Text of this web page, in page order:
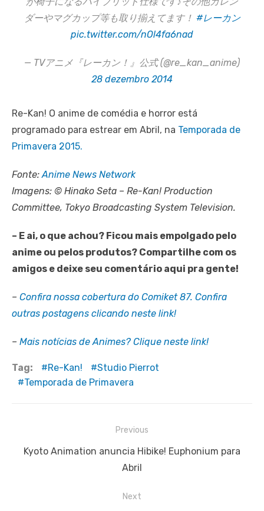
ダーやマグカップ等も取り揃えてます！ #レーカン
pic.twitter.com/nOl4fa6nad
— TVアニメ『レーカン！』公式 (@re_kan_anime)
28 dezembro 2014
Re-Kan! O anime de comédia e horror está
programado para estrear em Abril, na Temporada de
Primavera 2015.
Fonte:Anime News Network
Imagens: © Hinako Seta – Re-Kan! Production
Committee, Tokyo Broadcasting System Television.
– E ai, o que achou? Ficou mais empolgado pelo
anime ou pelos produtos? Compartilhe com os
amigos e deixe seu comentário aqui pra gente!
– Confira nossa cobertura do Comiket 87. Confira
outras postagens clicando neste link!
– Mais notícias de Animes? Clique neste link!
Tag: Re-Kan!
Studio Pierrot
Temporada de Primavera
de
Previous
Previous
Kyoto Animation anuncia Hibike! Euphonium para
Abril
Next